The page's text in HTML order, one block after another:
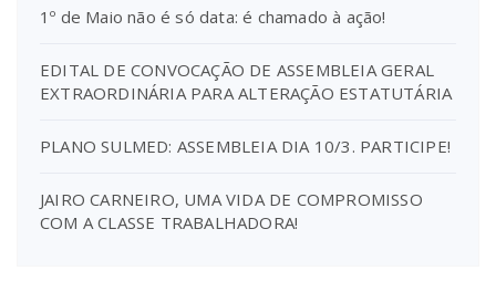
1º de Maio não é só data: é chamado à ação!
EDITAL DE CONVOCAÇÃO DE ASSEMBLEIA GERAL
EXTRAORDINÁRIA PARA ALTERAÇÃO ESTATUTÁRIA
PLANO SULMED: ASSEMBLEIA DIA 10/3. PARTICIPE!
JAIRO CARNEIRO, UMA VIDA DE COMPROMISSO
COM A CLASSE TRABALHADORA!